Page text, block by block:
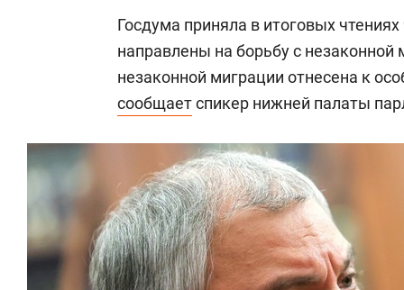
Госдума приняла в итоговых
направлены на борьбу с незаконной
незаконной миграции отнесена к
сообщаетспикер нижней палаты
танцы и даже
ТРЦ «Франт»
любителей
Рекомендуем
Психотерапевт «Фороса»:
«Директорский невроз» –
когда человек не считает
свою сверхнагрузку
стрессом»